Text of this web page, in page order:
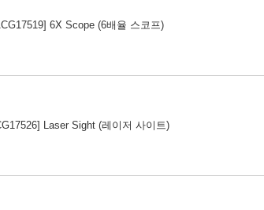
6X Scope (6배율 스코프)
Laser Sight (레이저 사이트)